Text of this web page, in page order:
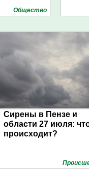
Общество
Сирены в Пензе и
области 27 июля:
происходит?